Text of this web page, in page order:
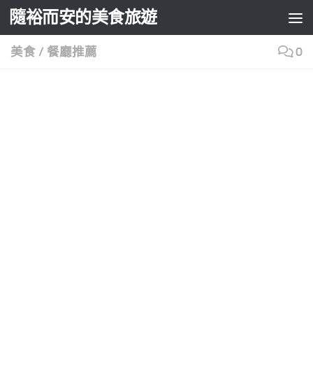
Skip to content
隨裕而安的美食旅遊
美食 / 餐廳推薦 0